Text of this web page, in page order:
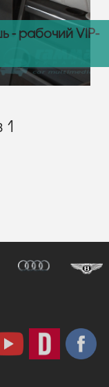
- рабочий VIP-
1